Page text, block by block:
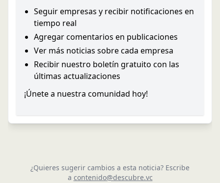
Seguir empresas y recibir notificaciones en
tiempo real
Agregar comentarios en publicaciones
Ver más noticias sobre cada empresa
Recibir nuestro boletín gratuito con las
últimas actualizaciones
¡Únete a nuestra comunidad hoy!
¿Quieres sugerir cambios a esta noticia? Escribe
a contenido@descubre.vc